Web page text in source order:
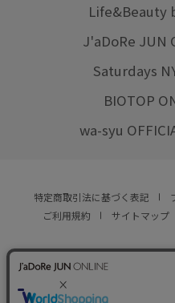
Life&Beauty
J'aDoRe JUN
Saturdays
BIOTOP
wa-syu
特定商取引法に基づく表記
ご利用規約
サイトマップ
© JUN CO.,LTD.